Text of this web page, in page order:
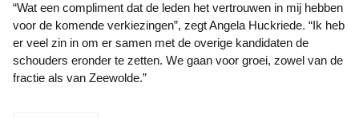
“Wat een compliment dat de leden het vertrouwen in mij hebben
voor de komende verkiezingen”, zegt Angela Huckriede. “Ik heb
er veel zin in om er samen met de overige kandidaten de
schouders eronder te zetten. We gaan voor groei, zowel van de
fractie als van Zeewolde.”